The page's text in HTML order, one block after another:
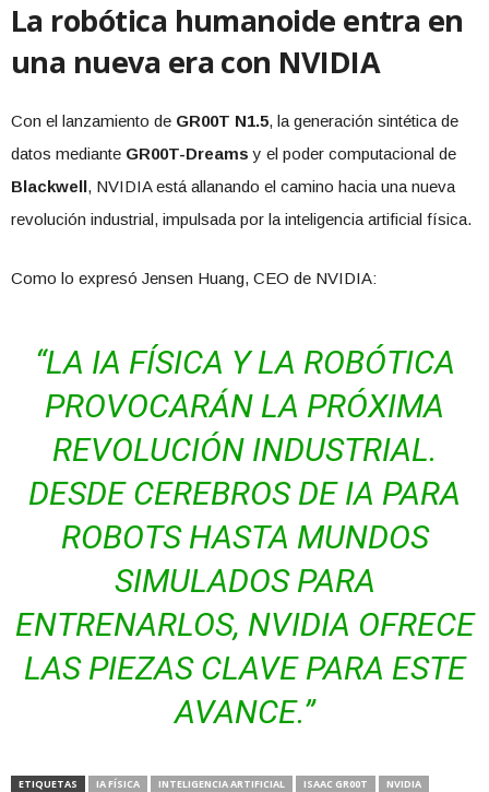
La robótica humanoide entra en
una nueva era con NVIDIA
Con el lanzamiento de GR00T N1.5, la generación sintética de
datos mediante GR00T-Dreams y el poder computacional de
Blackwell, NVIDIA está allanando el camino hacia una nueva
revolución industrial, impulsada por la inteligencia artificial física.
Como lo expresó Jensen Huang, CEO de NVIDIA:
“LA IA FÍSICA Y LA ROBÓTICA
PROVOCARÁN LA PRÓXIMA
REVOLUCIÓN INDUSTRIAL.
DESDE CEREBROS DE IA PARA
ROBOTS HASTA MUNDOS
SIMULADOS PARA
ENTRENARLOS, NVIDIA OFRECE
LAS PIEZAS CLAVE PARA ESTE
AVANCE.”
ETIQUETAS IA FÍSICA INTELIGENCIA ARTIFICIAL ISAAC GR00T
NVIDIA